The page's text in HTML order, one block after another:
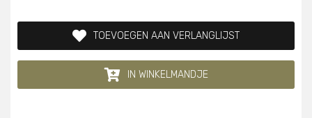
TOEVOEGEN AAN VERLANGLIJST
IN WINKELMANDJE